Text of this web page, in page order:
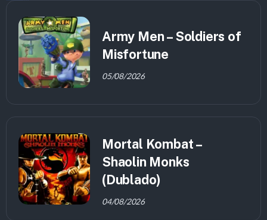
Army Men – Soldiers of
Misfortune
05/08/2026
Mortal Kombat –
Shaolin Monks
(Dublado)
04/08/2026